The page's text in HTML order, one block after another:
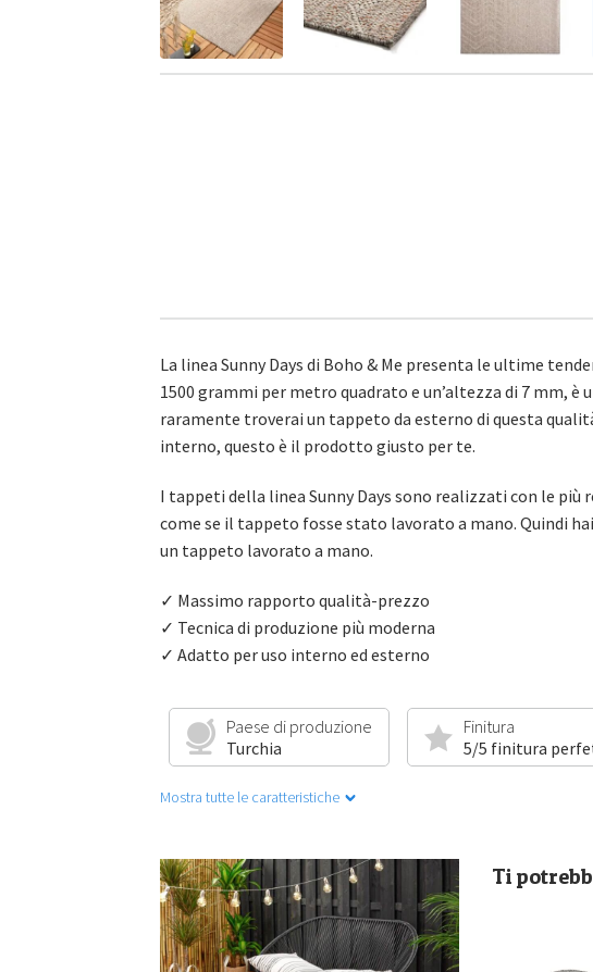
La linea Sunny Days di Boho & Me presenta le ultime
1500 grammi per metro quadrato e un’altezza di 7 mm,
raramente troverai un tappeto da esterno di questa
interno, questo è il prodotto giusto per te.
I tappeti della linea Sunny Days sono realizzati con le
come se il tappeto fosse stato lavorato a mano. Quindi
un tappeto lavorato a mano.
✓ Massimo rapporto qualità-prezzo
✓ Tecnica di produzione più moderna
✓ Adatto per uso interno ed esterno
Paese di produzione
Turchia
Finitura
5/5 finitura
Mostra tutte le caratteristiche
Ti